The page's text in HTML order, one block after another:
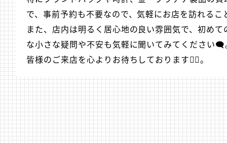
で、事前予約も不要なので、気軽にお店を訪れるこ
また、店内は明るく居心地の良い雰囲気で、初め
な小さな疑問や不安も気軽に聞いてみてください🗨️
皆様のご来店を心よりお待ちしております🙇‍♂️。